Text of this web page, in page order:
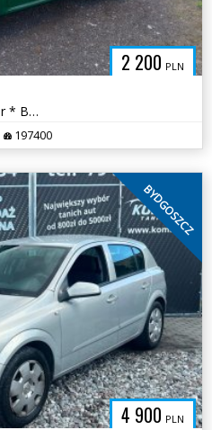
2 200 PLN
Fiat Seicento 0.9B 39KM 2001r * BT na rok * TORUŃ
197400
4 900 PLN
BYDGOSZCZ